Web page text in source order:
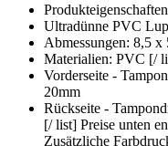
Ultradünne PVC
Abmessungen: 8,5 x
Materialien: PVC [/
Vorderseite -
20mm
Rückseite -
[/ list] Preise unten
Zusätzliche